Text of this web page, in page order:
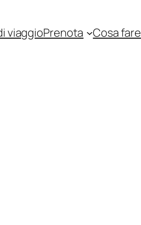
viaggioPrenota Cosa fare